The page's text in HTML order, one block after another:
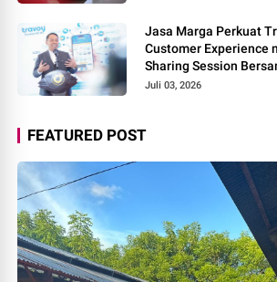
Jasa Marga Perkuat
Customer Experience
Sharing Session
Praktisi
Juli 03, 2026
FEATURED POST